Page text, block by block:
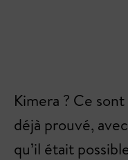
Kimera ? Ce
déjà prouvé,
qu’il était